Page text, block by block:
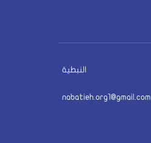
النبطية
nabatieh.org1@gmail.com